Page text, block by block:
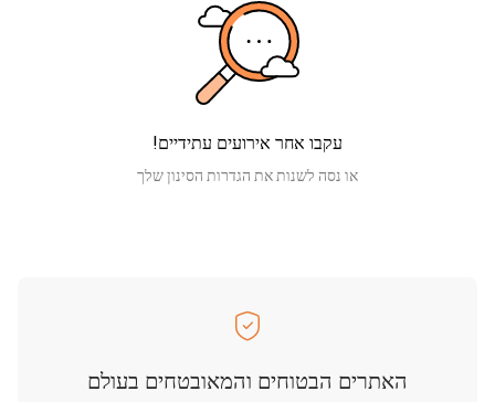
עקבו אחר אירועים עתידיים!
או נסה לשנות את הגדרות הסינון שלך
האתרים הבטוחים והמאובטחים בעולם